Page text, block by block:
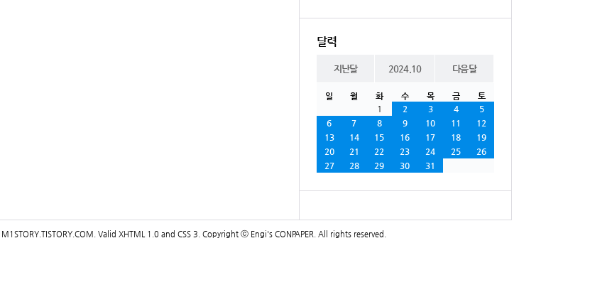
달력
지난달 2024.10 다음달
일 월 화 수 목 금
토
1
2 3 4
5
6
7 8 9 10 11
12
13
14 15 16 17 18
19
20
21 22 23 24 25
26
27
28 29 30 31
M1STORY.TISTORY.COM . Valid XHTML 1.0 and CSS 3 . Copyright ⓒ Engi's CONPAPER . All rights reserved.